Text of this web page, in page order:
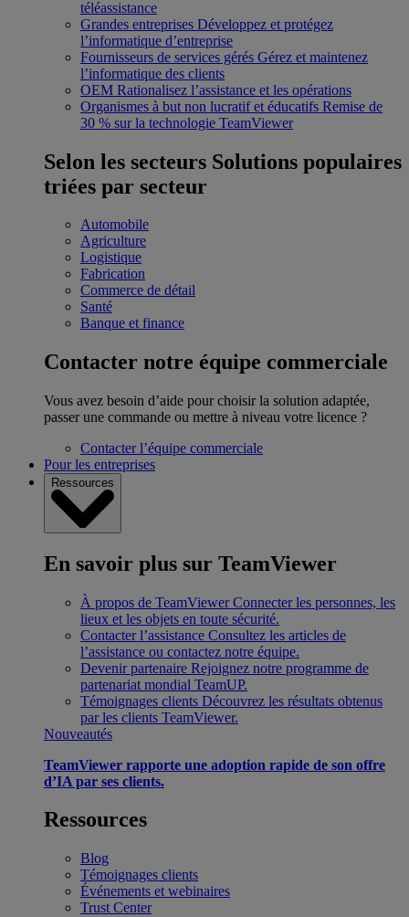
téléassistance
Grandes entreprises Développez et protégez
l’informatique d’entreprise
Fournisseurs de services gérés Gérez et maintenez
l’informatique des clients
OEM Rationalisez l’assistance et les opérations
Organismes à but non lucratif et éducatifs Remise de
30 % sur la technologie TeamViewer
Selon les secteurs Solutions populaires
triées par secteur
Automobile
Agriculture
Logistique
Fabrication
Commerce de détail
Santé
Banque et finance
Contacter notre équipe commerciale
Vous avez besoin d’aide pour choisir la solution adaptée,
passer une commande ou mettre à niveau votre licence ?
Contacter l’équipe commerciale
Pour les entreprises
Ressources
En savoir plus sur TeamViewer
À propos de TeamViewer Connecter les personnes, les
lieux et les objets en toute sécurité.
Contacter l’assistance Consultez les articles de
l’assistance ou contactez notre équipe.
Devenir partenaire Rejoignez notre programme de
partenariat mondial TeamUP.
Témoignages clients Découvrez les résultats obtenus
par les clients TeamViewer.
Nouveautés
TeamViewer rapporte une adoption rapide de son offre
d’IA par ses clients.
Ressources
Blog
Témoignages clients
Événements et webinaires
Trust Center